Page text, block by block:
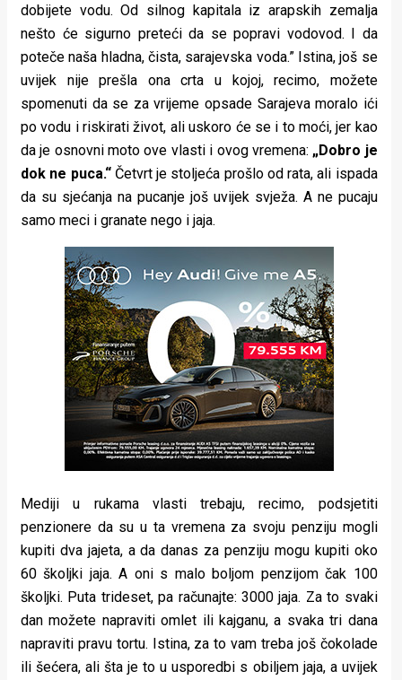
dobijete vodu. Od silnog kapitala iz arapskih zemalja
nešto će sigurno preteći da se popravi vodovod. I da
poteče naša hladna, čista, sarajevska voda.” Istina, još se
uvijek nije prešla ona crta u kojoj, recimo, možete
spomenuti da se za vrijeme opsade Sarajeva moralo ići
po vodu i riskirati život, ali uskoro će se i to moći, jer kao
da je osnovni moto ove vlasti i ovog vremena: „Dobro je
dok ne puca.“Četvrt je stoljeća prošlo od rata, ali ispada
da su sjećanja na pucanje još uvijek svježa. A ne pucaju
samo meci i granate nego i jaja.
Mediji u rukama vlasti trebaju, recimo, podsjetiti
penzionere da su u ta vremena za svoju penziju mogli
kupiti dva jajeta, a da danas za penziju mogu kupiti oko
60 školjki jaja. A oni s malo boljom penzijom čak 100
školjki. Puta trideset, pa računajte: 3000 jaja. Za to svaki
dan možete napraviti omlet ili kajganu, a svaka tri dana
napraviti pravu tortu. Istina, za to vam treba još čokolade
ili šećera, ali šta je to u usporedbi s obiljem jaja, a uvijek